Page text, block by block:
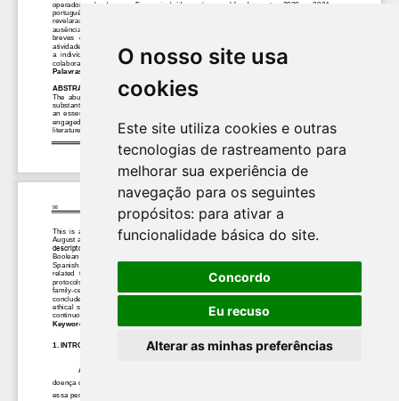
O nosso site usa
cookies
Este site utiliza cookies e outras
tecnologias de rastreamento para
melhorar sua experiência de
navegação para os seguintes
propósitos: para ativar a
funcionalidade básica do site.
Concordo
Eu recuso
Alterar as minhas preferências